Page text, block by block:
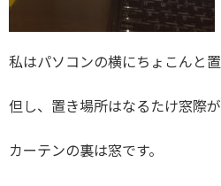
私はパソコンの横にちょこんと置
但し、置き場所はなるたけ窓際
カーテンの裏は窓です。